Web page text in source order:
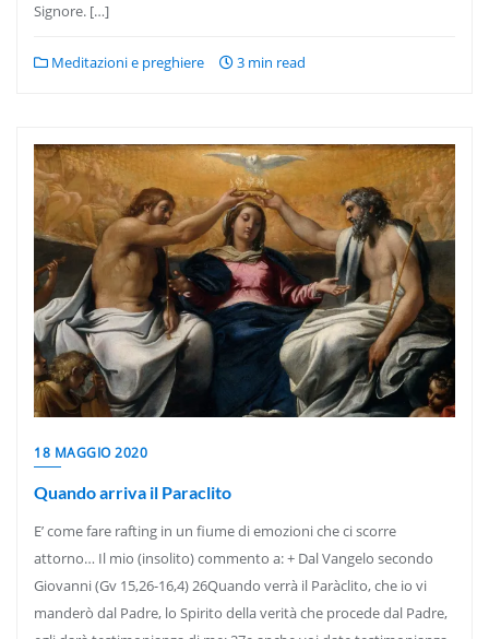
Signore. […]
Meditazioni e preghiere 3 min read
18 MAGGIO 2020
Quando arriva il Paraclito
E’ come fare rafting in un fiume di emozioni che ci scorre
attorno… Il mio (insolito) commento a: + Dal Vangelo secondo
Giovanni (Gv 15,26-16,4) 26Quando verrà il Paràclito, che io vi
manderò dal Padre, lo Spirito della verità che procede dal Padre,